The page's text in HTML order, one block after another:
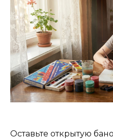
Оставьте открытую